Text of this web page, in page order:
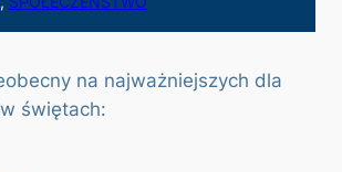
na najważniejszych dla
świętach: